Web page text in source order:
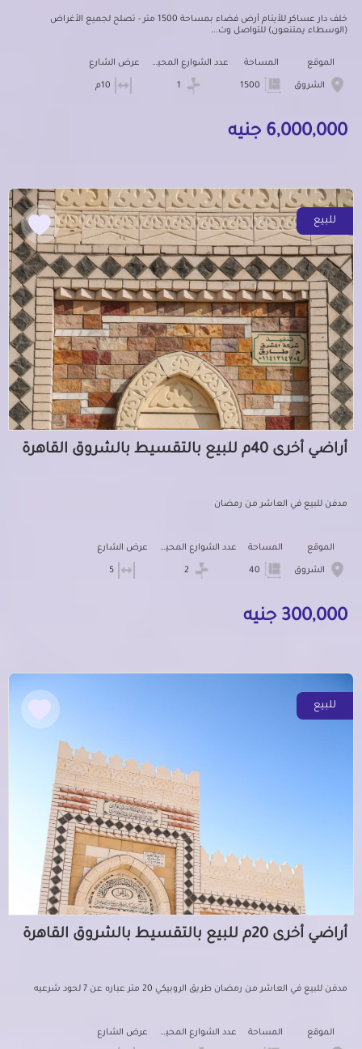
خلف دار عساكر للأيتام أرض فضاء بمساحة 1500 متر - تصلح لجميع الأغراض
(الوسطاء يمتنعون) للتواصل وت...
الموقع
الشروق
المساحة عدد الشوارع المحيطه عرض الشارع
6,000,000 جنيه
للبيع
أراضي أخرى 40م للبيع بالتقسيط بالشروق القاهرة
مدفن للبيع في العاشر من رمضان
الموقع
الشروق
المساحة عدد الشوارع المحيطه عرض الشارع
5
300,000 جنيه
للبيع
أراضي أخرى 20م للبيع بالتقسيط بالشروق القاهرة
مدفن للبيع في العاشر من رمضان طريق الروبيكي 20 متر عباره عن 7 لحود شرعيه
الموقع المساحة عدد الشوارع المحيطه عرض الشارع